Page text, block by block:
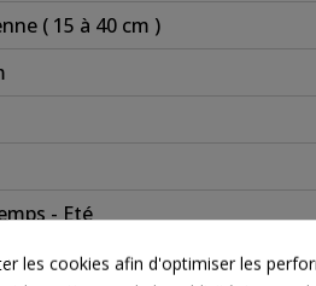
( 15 à 40 cm )
- Eté
les cookies afin d'optimiser les